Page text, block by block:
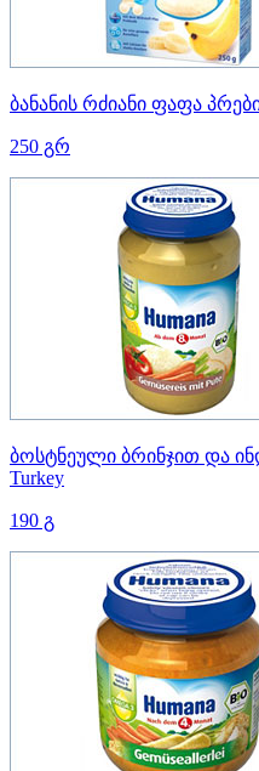
ბანანის რძიანი ფაფა
250 გრ
ბოსტნეული ბრინჯით და
Turkey
190 გ